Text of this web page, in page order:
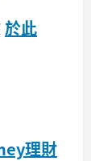
於此
理財